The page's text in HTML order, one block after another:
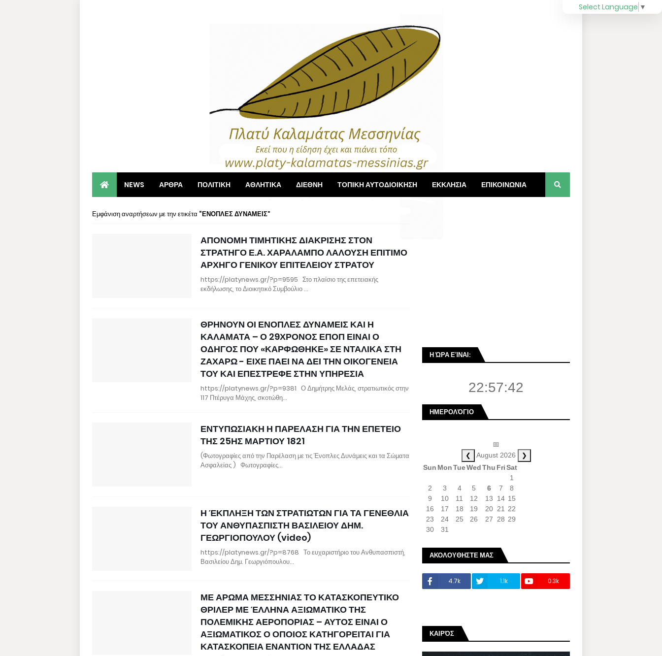
NEWS ΑΡΘΡΑ ΠΟΛΙΤΙΚΗ ΑΘΛΗΤΙΚΑ ΔΙΕΘΝΗ ΤΟΠΙΚΗ ΑΥΤΟΔΙΟΙΚΗΣΗ ΕΚΚΛΗΣΙΑ ΕΠΙΚΟΙΝΩΝΙΑ
Εμφάνιση αναρτήσεων με την ετικέτα ΕΝΟΠΛΕΣ ΔΥΝΑΜΕΙΣ
ΑΠΟΝΟΜΗ ΤΙΜΗΤΙΚΗΣ ΔΙΑΚΡΙΣΗΣ ΣΤΟΝ
ΣΤΡΑΤΗΓΟ Ε.Α. ΧΑΡΑΛΑΜΠΟ ΛΑΛΟΥΣΗ ΕΠΙΤΙΜΟ
ΑΡΧΗΓΟ ΓΕΝΙΚΟΥ ΕΠΙΤΕΛΕΙΟΥ ΣΤΡΑΤΟΥ
https://platynews.gr/?p=9595 Στο πλαίσιο της επετειακής
εκδήλωσης, το Διοικητικό Συμβούλιο …
ΘΡΗΝΟΥΝ ΟΙ ΕΝΟΠΛΕΣ ΔΥΝΑΜΕΙΣ ΚΑΙ Η
ΚΑΛΑΜΑΤΑ – Ο 29ΧΡΟΝΟΣ ΕΠΟΠ ΕΙΝΑΙ Ο
ΟΔΗΓΟΣ ΠΟΥ «ΚΑΡΦΩΘΗΚΕ» ΣΕ ΝΤΑΛΙΚΑ ΣΤΗ
ΖΑΧΑΡΩ - ΕΙΧΕ ΠΑΕΙ ΝΑ ΔΕΙ ΤΗΝ ΟΙΚΟΓΕΝΕΙΑ
ΤΟΥ ΚΑΙ ΕΠΕΣΤΡΕΦΕ ΣΤΗΝ ΥΠΗΡΕΣΙΑ
https://platynews.gr/?p=9381 Ο Δημήτρης Μελάς, στρατιωτικός στην
117 Πτέρυγα Μάχης, σκοτώθη…
ΕΝΤΥΠΩΣΙΑΚΗ Η ΠΑΡΕΛΑΣΗ ΓΙΑ ΤΗΝ ΕΠΕΤΕΙΟ
ΤΗΣ 25ΗΣ ΜΑΡΤΙΟΥ 1821
(Φωτογραφίες από την Παρέλαση με τις Ένοπλες Δυνάμεις και τα Σώματα
Ασφαλείας ) Φωτογραφίες…
Η ΈΚΠΛΗΞΗ ΤΩΝ ΣΤΡΑΤΙΩΤΩΝ ΓΙΑ ΤΑ ΓΕΝΕΘΛΙΑ
ΤΟΥ ΑΝΘΥΠΑΣΠΙΣΤΗ ΒΑΣΙΛΕΙΟΥ ΔΗΜ.
ΓΕΩΡΓΙΟΠΟΥΛΟΥ (video)
https://platynews.gr/?p=8768 Το ευχαριστήριο του Ανθυπασπιστή,
Βασιλείου Δημ. Γεωργιόπουλου…
ΜΕ ΑΡΩΜΑ ΜΕΣΣΗΝΙΑΣ ΤΟ ΚΑΤΑΣΚΟΠΕΥΤΙΚΟ
ΘΡΙΛΕΡ ΜΕ ΈΛΛΗΝΑ ΑΞΙΩΜΑΤΙΚΟ ΤΗΣ
ΠΟΛΕΜΙΚΗΣ ΑΕΡΟΠΟΡΙΑΣ – ΑΥΤΟΣ ΕΙΝΑΙ Ο
ΑΞΙΩΜΑΤΙΚΟΣ Ο ΟΠΟΙΟΣ ΚΑΤΗΓΟΡΕΙΤΑΙ ΓΙΑ
ΚΑΤΑΣΚΟΠΕΙΑ ΕΝΑΝΤΙΟΝ ΤΗΣ ΕΛΛΑΔΑΣ
Select Language ▼
Η ΏΡΑ ΕΊΝΑΙ:
22:57:43
ΗΜΕΡΟΛΌΓΙΟ
📅
❮ August 2026 ❯
Sun MonTueWedThu FriSat
1
2
3 4 5 6 7
8
9
10 11 12 13 14 15
16
17 18 19 20 21
22
23
24 25 26 27 28 29
30
31
ΑΚΟΛΟΥΘΗΣΤΕ ΜΑΣ
4.7k 1.1k 0.3k
ΚΑΙΡΌΣ